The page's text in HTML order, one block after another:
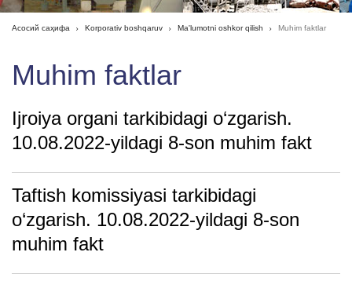
Асосий саҳифа Korporativ boshqaruv Ma'lumotni oshkor qilish Muhim faktlar
Muhim faktlar
Ijroiya organi tarkibidagi o‘zgarish.
10.08.2022-yildagi 8-son muhim fakt
Taftish komissiyasi tarkibidagi
o‘zgarish. 10.08.2022-yildagi 8-son
muhim fakt